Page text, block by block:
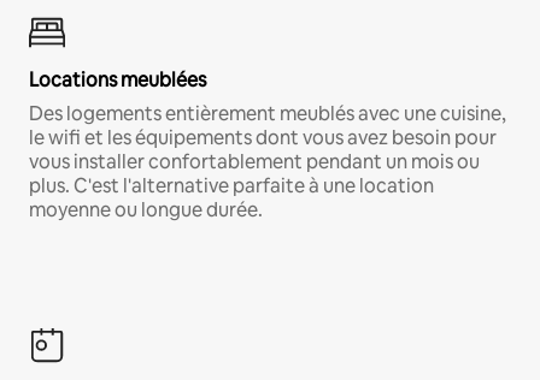
Locations meublées
Des logements entièrement meublés avec une cuisine,
le wifi et les équipements dont vous avez besoin pour
vous installer confortablement pendant un mois ou
plus. C'est l'alternative parfaite à une location
moyenne ou longue durée.